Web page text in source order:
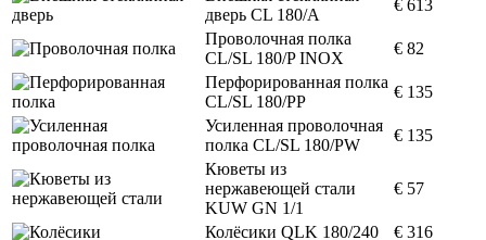
дверь CL 180/A
€ 613
Проволочная полка
CL/SL 180/P INOX
€ 82
Перфорированная полка
CL/SL 180/PP
€ 135
Усиленная проволочная
полка CL/SL 180/PW
€ 135
Кюветы из
нержавеющей стали
KUW GN 1/1
€ 57
Колёсики QLK 180/240
€ 316